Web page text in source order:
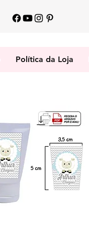
Política da Loja